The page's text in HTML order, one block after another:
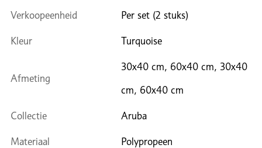
Verkoopeenheid Per set (2 stuks)
Kleur Turquoise
Afmeting
30x40 cm, 60x40 cm, 30x40
cm, 60x40 cm
Collectie Aruba
Materiaal Polypropeen